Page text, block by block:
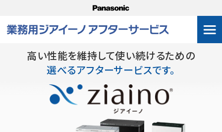
高い性能を維持して使い続けるための
選べるアフターサービスです。